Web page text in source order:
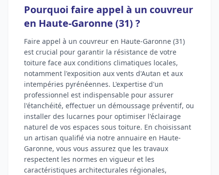
Pourquoi faire appel à un couvreur
en Haute-Garonne (31) ?
Faire appel à un couvreur en Haute-Garonne (31)
est crucial pour garantir la résistance de votre
toiture face aux conditions climatiques locales,
notamment l'exposition aux vents d'Autan et aux
intempéries pyrénéennes. L'expertise d'un
professionnel est indispensable pour assurer
l'étanchéité, effectuer un démoussage préventif, ou
installer des lucarnes pour optimiser l'éclairage
naturel de vos espaces sous toiture. En choisissant
un artisan qualifié via notre annuaire en Haute-
Garonne, vous vous assurez que les travaux
respectent les normes en vigueur et les
caractéristiques architecturales régionales,